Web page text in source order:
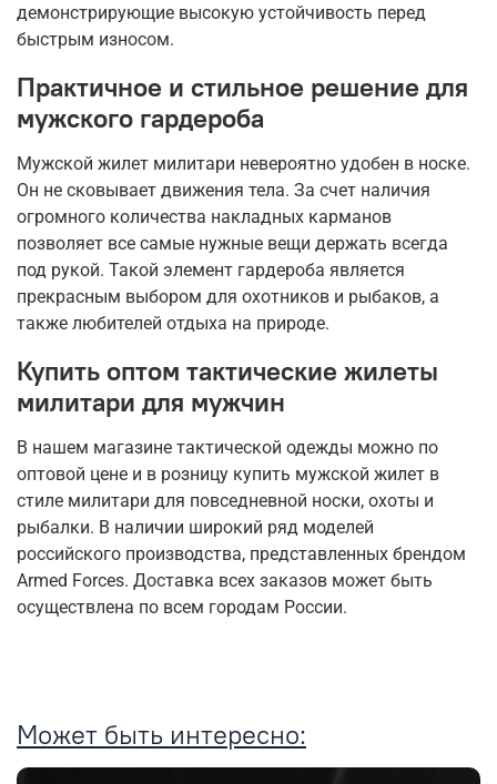
демонстрирующие высокую устойчивость перед
быстрым износом.
Практичное и стильное решение для
мужского гардероба
Мужской жилет милитари невероятно удобен в носке.
Он не сковывает движения тела. За счет наличия
огромного количества накладных карманов
позволяет все самые нужные вещи держать всегда
под рукой. Такой элемент гардероба является
прекрасным выбором для охотников и рыбаков, а
также любителей отдыха на природе.
Купить оптом тактические жилеты
милитари для мужчин
В нашем магазине тактической одежды можно по
оптовой цене и в розницу купить мужской жилет в
стиле милитари для повседневной носки, охоты и
рыбалки. В наличии широкий ряд моделей
российского производства, представленных брендом
Armed Forces. Доставка всех заказов может быть
осуществлена по всем городам России.
Может быть интересно: